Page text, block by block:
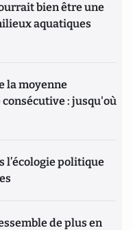
bien être une
aquatiques
la moyenne
: jusqu'où
l’écologie politique
de plus en